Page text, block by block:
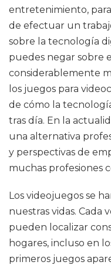
entretenimiento,
de efectuar un
sobre la tecnología
puedes negar sobre
considerablemente
los juegos para
de cómo la
tras día. En la
una alternativa
y perspectivas de
muchas profesiones
Los videojuegos se
nuestras vidas. Cada
pueden localizar
hogares, incluso en
primeros juegos